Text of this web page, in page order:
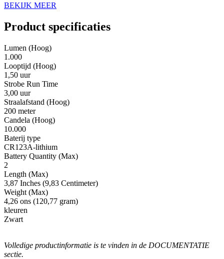
BEKIJK MEER
Product specificaties
Lumen (Hoog)
1.000
Looptijd (Hoog)
1,50 uur
Strobe Run Time
3,00 uur
Straalafstand (Hoog)
200 meter
Candela (Hoog)
10.000
Baterij type
CR123A-lithium
Battery Quantity (Max)
2
Length (Max)
3,87 Inches (9,83 Centimeter)
Weight (Max)
4,26 ons (120,77 gram)
kleuren
Zwart
Volledige productinformatie is te vinden in de DOCUMENTATIE
sectie.